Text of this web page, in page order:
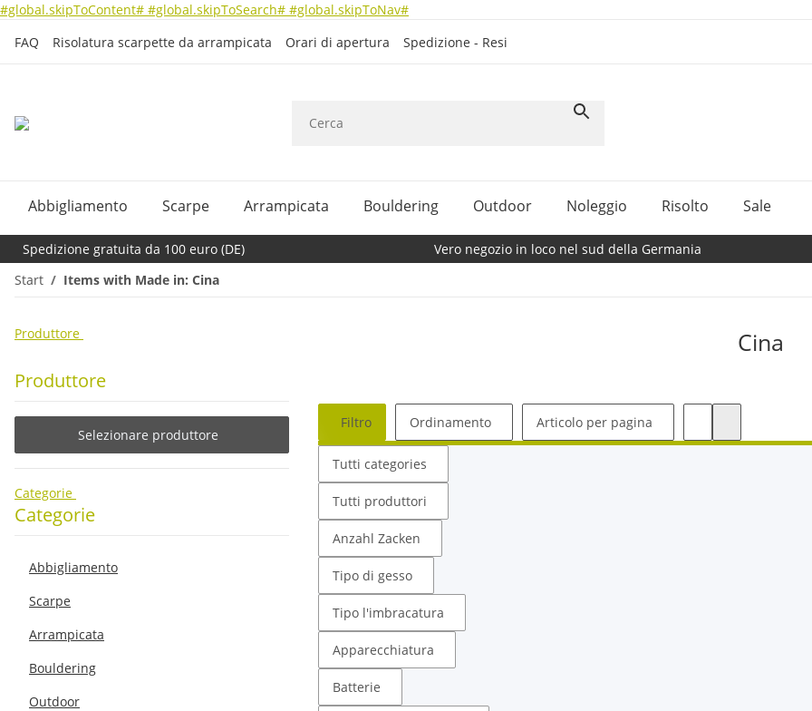
#global.skipToContent# #global.skipToSearch# #global.skipToNav#
FAQ
Risolatura scarpette da arrampicata Orari di apertura Spedizione - Resi
Abbigliamento Scarpe Arrampicata Bouldering Outdoor Noleggio Risolto Sale
Spedizione gratuita da 100 euro (DE) Vero negozio in loco nel sud della Germania
Start
Items with Made in: Cina
Cina
Filtro Ordinamento Articolo per pagina
Tutti categories
Tutti produttori
Anzahl Zacken
Tipo di gesso
Tipo l'imbracatura
Apparecchiatura
Batterie
Produttore
Selezionare produttore
Categorie
Categorie
Abbigliamento
Scarpe
Arrampicata
Bouldering
Outdoor